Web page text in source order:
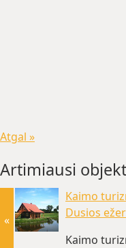
Atgal »
Artimiausi
Kaimo
Dusios
Kaimo
«